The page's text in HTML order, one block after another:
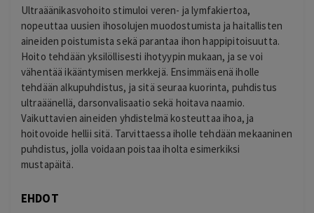
Ultraäänikasvohoito stimuloi veren- ja lymfakiertoa,
nopeuttaa uusien ihosolujen muodostumista ja haitallisten
aineiden poistumista sekä parantaa ihon happipitoisuutta.
Hoito tehdään yksilöllisesti ihotyypin mukaan, ja se voi
vähentää ikääntymisen merkkejä. Ensimmäisenä iholle
tehdään alkupuhdistus, ja sitä seuraa kuorinta, puhdistus
ultraäänellä, darsonvalisaatio sekä hoitava naamio.
Vaikuttavien aineiden yhdistelmä kosteuttaa ihoa, ja
hoitovoide hellii sitä. Tarvittaessa iholle tehdään mekaaninen
puhdistus, jolla voidaan poistaa iholta esimerkiksi
mustapäitä.
EHDOT